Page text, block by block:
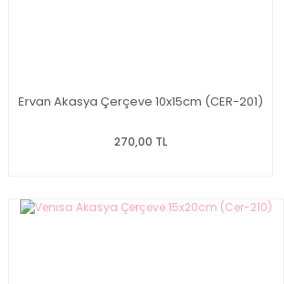
Ervan Akasya Çerçeve 10x15cm (CER-201)
270,00 TL